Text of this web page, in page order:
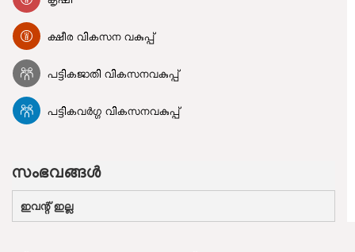
ക്ഷീര വികസന വകുപ്പ്
പട്ടികജാതി വികസനവകുപ്പ്
പട്ടികവർഗ്ഗ വികസനവകുപ്പ്
സംഭവങ്ങള്‍
ഇവന്റ് ഇല്ല